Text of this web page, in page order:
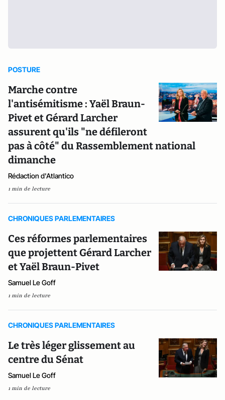
POSTURE
Marche contre
l'antisémitisme : Yaël Braun-
Pivet et Gérard Larcher
assurent qu'ils "ne défileront
pas à côté" du Rassemblement national
dimanche
Rédaction d'Atlantico
1 min de lecture
CHRONIQUES PARLEMENTAIRES
Ces réformes parlementaires
que projettent Gérard Larcher
et Yaël Braun-Pivet
Samuel Le Goff
1 min de lecture
CHRONIQUES PARLEMENTAIRES
Le très léger glissement au
centre du Sénat
Samuel Le Goff
1 min de lecture